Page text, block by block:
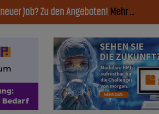
Job? Zu den Angeboten! Mehr ...